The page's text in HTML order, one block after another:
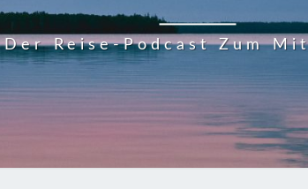
Der Reise-Podcast Zum